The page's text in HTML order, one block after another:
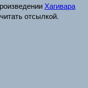
Хагивара
отсылкой.